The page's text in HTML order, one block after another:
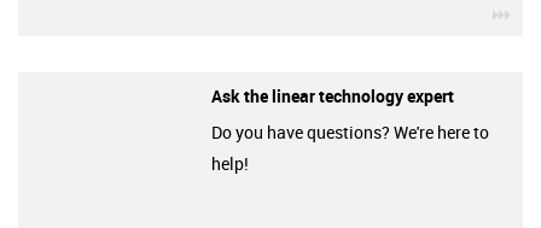
Ask the linear technology expert
Do you have questions? We're here to
help!